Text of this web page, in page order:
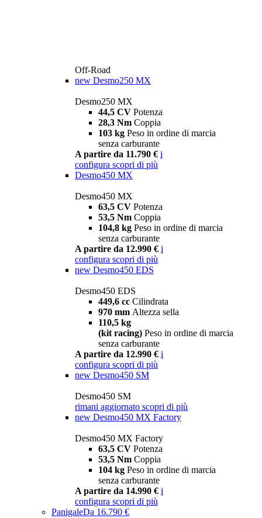
Off-Road
new Desmo250 MX
Desmo250 MX
44,5 CV Potenza
28,3 Nm Coppia
103 kg Peso in ordine di marcia
senza carburante
A partire da 11.790 € i
configura scopri di più
Desmo450 MX
Desmo450 MX
63,5 CV Potenza
53,5 Nm Coppia
104,8 kg Peso in ordine di marcia
senza carburante
A partire da 12.990 € i
configura scopri di più
new Desmo450 EDS
Desmo450 EDS
449,6 cc Cilindrata
970 mm Altezza sella
110,5 kg
(kit racing) Peso in ordine di marcia
senza carburante
A partire da 12.990 € i
configura scopri di più
new Desmo450 SM
Desmo450 SM
rimani aggiornato scopri di più
new Desmo450 MX Factory
Desmo450 MX Factory
63,5 CV Potenza
53,5 Nm Coppia
104 kg Peso in ordine di marcia
senza carburante
A partire da 14.990 € i
configura scopri di più
PanigaleDa 16.790 €